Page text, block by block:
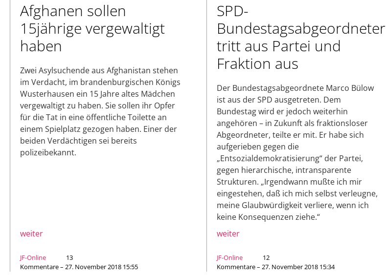
Afghanen sollen
15jährige vergewaltigt
haben
Zwei Asylsuchende aus Afghanistan stehen
im Verdacht, im brandenburgischen Königs
Wusterhausen ein 15 Jahre altes Mädchen
vergewaltigt zu haben. Sie sollen ihr Opfer
für die Tat in eine öffentliche Toilette an
einem Spielplatz gezogen haben. Einer der
beiden Verdächtigen sei bereits
polizeibekannt.
weiter
JF-Online
13
Kommentare – 27. November 2018 15:55
SPD-
Bundestagsabgeordneter
tritt aus Partei und
Fraktion aus
Der Bundestagsabgeordnete Marco Bülow
ist aus der SPD ausgetreten. Dem
Bundestag wird er jedoch weiterhin
angehören – in Zukunft als fraktionsloser
Abgeordneter, teilte er mit. Er habe sich
aufgerieben gegen die
„Entsozialdemokratisierung“ der Partei,
gegen hierarchische, intransparente
Strukturen. „Irgendwann mußte ich mir
eingestehen, daß ich mich selbst verleugne,
meine Glaubwürdigkeit verliere, wenn ich
keine Konsequenzen ziehe.“
weiter
JF-Online
12
Kommentare – 27. November 2018 15:34